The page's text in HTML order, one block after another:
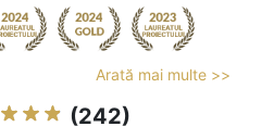
Arată mai multe >>
(242)